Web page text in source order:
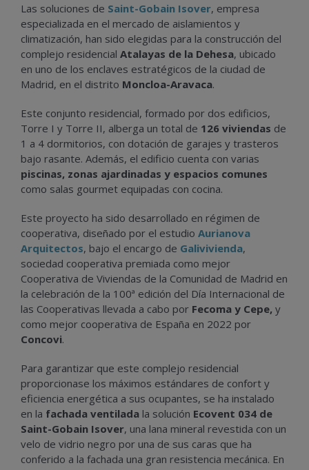
Las soluciones de Saint-Gobain Isover, empresa
especializada en el mercado de aislamientos y
climatización, han sido elegidas para la construcción del
complejo residencial Atalayas de la Dehesa, ubicado
en uno de los enclaves estratégicos de la ciudad de
Madrid, en el distrito Moncloa-Aravaca.
Este conjunto residencial, formado por dos edificios,
Torre I y Torre II, alberga un total de 126 viviendas de
1 a 4 dormitorios, con dotación de garajes y trasteros
bajo rasante. Además, el edificio cuenta con varias
piscinas, zonas ajardinadas y espacios comunes
como salas gourmet equipadas con cocina.
Este proyecto ha sido desarrollado en régimen de
cooperativa, diseñado por el estudio Aurianova
Arquitectos, bajo el encargo de Galivivienda,
sociedad cooperativa premiada como mejor
Cooperativa de Viviendas de la Comunidad de Madrid en
la celebración de la 100ª edición del Día Internacional de
las Cooperativas llevada a cabo por Fecoma y Cepe, y
como mejor cooperativa de España en 2022 por
Concovi.
Para garantizar que este complejo residencial
proporcionase los máximos estándares de confort y
eficiencia energética a sus ocupantes, se ha instalado
en la fachada ventilada la solución Ecovent 034 de
Saint-Gobain Isover, una lana mineral revestida con un
velo de vidrio negro por una de sus caras que ha
conferido a la fachada una gran resistencia mecánica. En